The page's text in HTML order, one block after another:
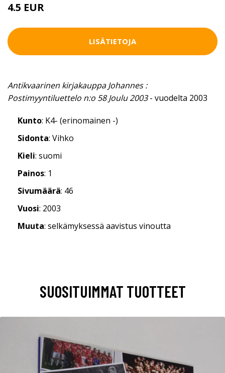
4.5 EUR
LISÄTIETOJA
Antikvaarinen kirjakauppa Johannes :
Postimyyntiluettelo n:o 58 Joulu 2003- vuodelta 2003
Kunto: K4- (erinomainen -)
Sidonta: Vihko
Kieli: suomi
Painos: 1
Sivumäärä: 46
Vuosi: 2003
Muuta: selkämyksessä aavistus vinoutta
SUOSITUIMMAT TUOTTEET